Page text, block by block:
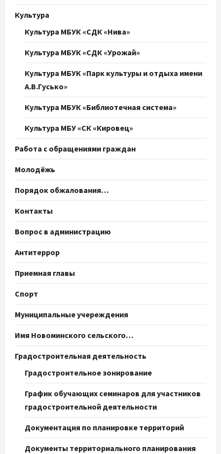
Культура
Культура МБУК «СДК «Нива»
Культура МБУК «СДК «Урожай»
Культура МБУК «Парк культуры и отдыха имени
А.В.Гусько»
Культура МБУК «Библиотечная система»
Культура МБУ «СК «Кировец»
Работа с обращениями граждан
Молодёжь
Порядок обжалования…
Контакты
Вопрос в администрацию
Антитеррор
Приемная главы
Спорт
Муниципальные учереждения
Имя Новоминского сельского…
Градостроительная деятельность
Градостроительное зонирование
График обучающих семинаров для участников
градостроительной деятельности
Документация по планировке территорий
Документы территориального планирования